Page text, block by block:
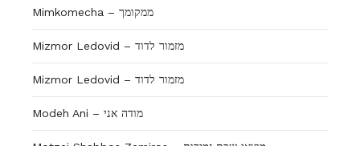
Mimkomecha – ממקומך
Mizmor Ledovid – מזמור לדוד
Mizmor Ledovid – מזמור לדוד
Modeh Ani – מודה אני